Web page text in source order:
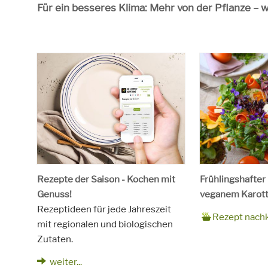
Für ein besseres Klima: Mehr von der Pflanze –
Rezepte der Saison - Kochen mit
Genuss!
Rezeptideen für jede Jahreszeit
mit regionalen und biologischen
Zutaten.
weiter...
Frühlingshafter
veganem
Zubereitungszeit
90 Minuten
Rezept
für
4 Personen
Saison
Frühling
Schlagworte
Beilagen,
Rezept